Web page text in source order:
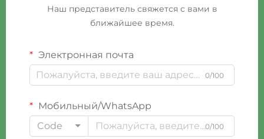
Наш представитель свяжется с вами в
ближайшее время.
Электронная почта
0/100
Мобильный/WhatsApp
Code
0/100